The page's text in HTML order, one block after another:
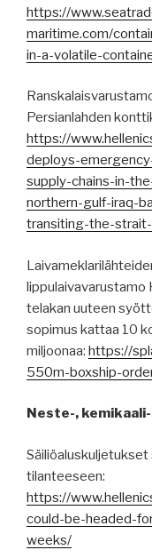
https://
maritime.com/
in-a-volatile-
Persianlahden
https://
deploys-
supply-chains-in-
northern-gulf-iraq-
transiting-the-
telakan uuteen
sopimus kattaa 10
miljoonaa: https://
550m-boxship-
Neste-,
tilanteeseen:
https://
could-be-headed-
weeks/